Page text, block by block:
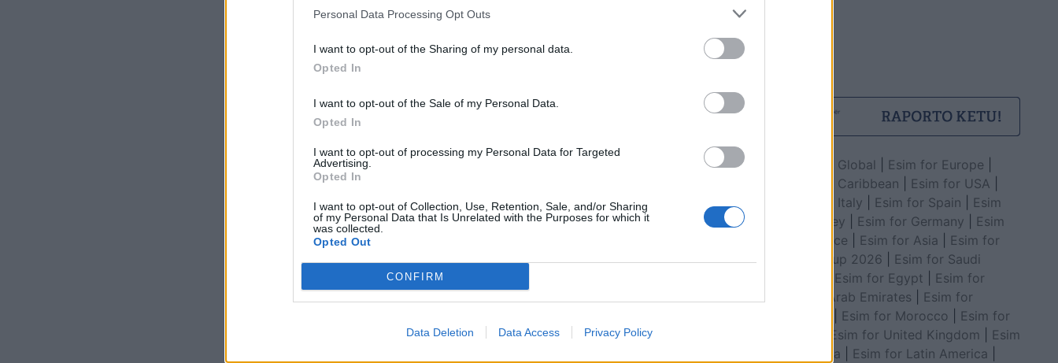
Personal Data Processing Opt Outs
I want to opt-out of the Sharing of my personal data.
Opted In
I want to opt-out of the Sale of my Personal Data.
Opted In
I want to opt-out of processing my Personal Data for Targeted
Advertising.
Opted In
I want to opt-out of Collection, Use, Retention, Sale, and/or Sharing
of my Personal Data that Is Unrelated with the Purposes for which it
was collected.
Opted Out
CONFIRM
Data Deletion Data Access Privacy Policy
Esim for Global Esim for Europe
Esim for Caribbean
Esim for USA
Esim for Italy
Esim for Spain
Esim
for Turkey
Esim for Germany
Esim
for Greece
Esim for Asia
Esim for
World Cup 2026
Esim for Saudi
Esim for Egypt
Esim for
United Arab Emirates
Esim for
Esim for Morocco
Esim for
Esim for United Kingdom
Esim
for Africa
Esim for Latin America